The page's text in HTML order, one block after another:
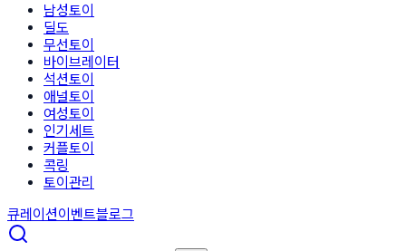
남성토이
딜도
무선토이
바이브레이터
석션토이
애널토이
여성토이
인기세트
커플토이
콕링
토이관리
큐레이션이벤트블로그